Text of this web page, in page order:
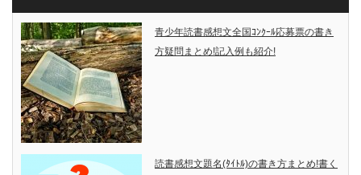
青少年読書感想文全国ｺﾝｸｰﾙ応募票の書き
方疑問まとめ!記入例も紹介!
読書感想文題名(ﾀｲﾄﾙ)の書き方まとめ!書く